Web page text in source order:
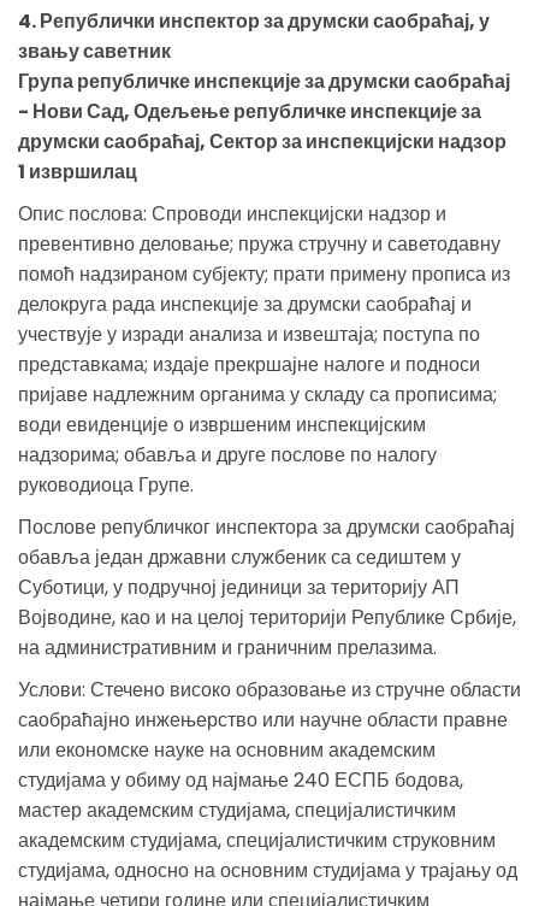
4. Републички инспектор за друмски саобраћај, у
звању саветник
Група републичке инспекције за друмски саобраћај
- Нови Сад, Одељење републичке инспекције за
друмски саобраћај, Сектор за инспекцијски надзор
1 извршилац
Опис послова: Спроводи инспекцијски надзор и
превентивно деловање; пружа стручну и саветодавну
помоћ надзираном субјекту; прати примену прописа из
делокруга рада инспекције за друмски саобраћај и
учествује у изради анализа и извештаја; поступа по
представкама; издаје прекршајне налоге и подноси
пријаве надлежним органима у складу са прописима;
води евиденције о извршеним инспекцијским
надзорима; обавља и друге послове по налогу
руководиоца Групе.
Послове републичког инспектора за друмски саобраћај
обавља један државни службеник са седиштем у
Суботици, у подручној јединици за територију АП
Војводине, као и на целој територији Републике Србије,
на административним и граничним прелазима.
Услови: Стечено високо образовање из стручне области
саобраћајно инжењерство или научне области правне
или економске науке на основним академским
студијама у обиму од најмање 240 ЕСПБ бодова,
мастер академским студијама, специјалистичким
академским студијама, специјалистичким струковним
студијама, односно на основним студијама у трајању од
најмање четири године или специјалистичким